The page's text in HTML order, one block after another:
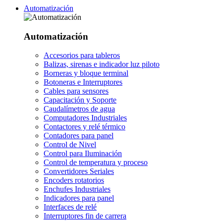
Automatización
Automatización
Accesorios para tableros
Balizas, sirenas e indicador luz piloto
Borneras y bloque terminal
Botoneras e Interruptores
Cables para sensores
Capacitación y Soporte
Caudalímetros de agua
Computadores Industriales
Contactores y relé térmico
Contadores para panel
Control de Nivel
Control para Iluminación
Control de temperatura y proceso
Convertidores Seriales
Encoders rotatorios
Enchufes Industriales
Indicadores para panel
Interfaces de relé
Interruptores fin de carrera